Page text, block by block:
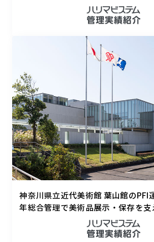
神奈川県立近代美術館 葉山館のPFI
年総合管理で美術品展示・保存を支